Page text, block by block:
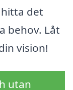
det
behov. Låt
vision!
utan